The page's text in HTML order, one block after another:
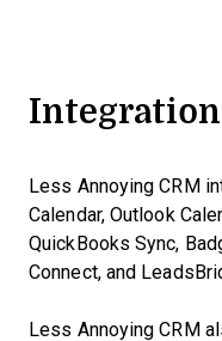
Less Annoying CRM
Calendar, Outlook
QuickBooks Sync,
Connect, and
Less Annoying CRM